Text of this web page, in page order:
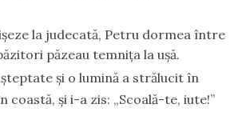
la judecată, Petru dormea între
păzeau temniţa la uşă.
şi o lumină a strălucit în
şi i-a zis: „Scoală-te, iute!”